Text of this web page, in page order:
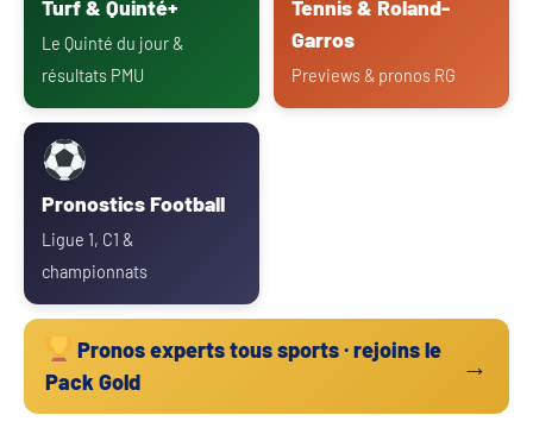
Turf & Quinté+
Le Quinté du jour &
résultats PMU
Tennis & Roland-
Garros
Previews & pronos RG
Pronostics Football
Ligue 1, C1 &
championnats
Pronos experts tous sports · rejoins le
Pack Gold
→